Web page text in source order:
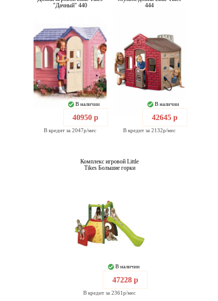
"Дачный" 440
В наличии
40950 р
В кредит за 2047р/мес
444
В наличии
42645 р
В кредит за 2132р/мес
Комплекс игровой Little
Tikes Большие горки
В наличии
47228 р
В кредит за 2361р/мес